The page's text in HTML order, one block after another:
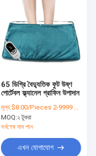
65 ডিগ্রি বৈদ্যুতিক ফুট উষ্ণ
পোর্টেবল ফ্ল্যানেল গ্রাফিন উপাদান
মূল্য:$8.00/Pieces 2-9999 Pieces
MOQ:২ টুকরা
সর্বশেষ দাম পান
এখন যোগাযোগ